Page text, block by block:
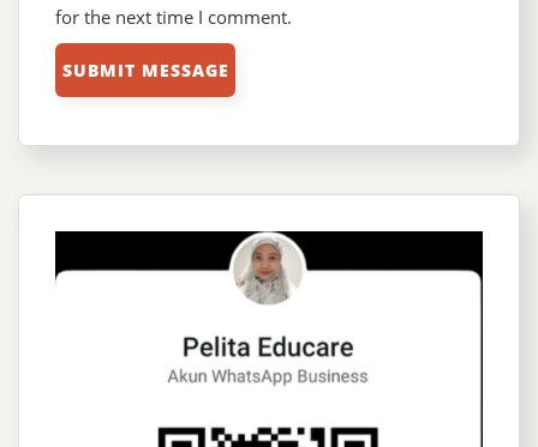
for the next time I comment.